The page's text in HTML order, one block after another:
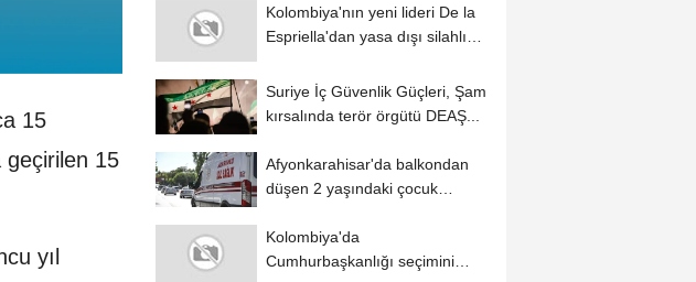
15
geçirilen 15
yıl
Kolombiya'nın yeni lideri De la
Espriella'dan yasa dışı silahlı
Suriye İç Güvenlik Güçleri, Şam
kırsalında terör örgütü DEAŞ...
Afyonkarahisar'da balkondan
düşen 2 yaşındaki çocuk
Kolombiya'da
Cumhurbaşkanlığı seçimini